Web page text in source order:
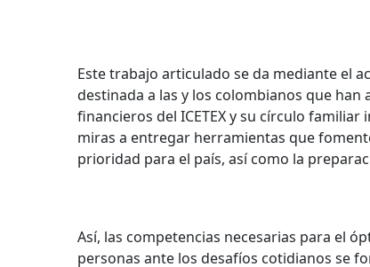
Este trabajo articulado se da mediante el
destinada a las y los colombianos que
financieros del ICETEX y su círculo
miras a entregar herramientas que
prioridad para el país, así como la
Así, las competencias necesarias para el
personas ante los desafíos cotidianos se